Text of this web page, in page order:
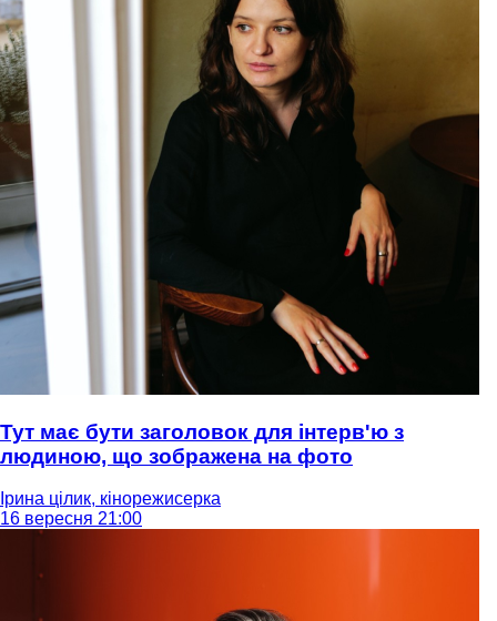
Тут має бути заголовок для інтерв'ю з
людиною, що зображена на фото
Ірина цілик, кінорежисерка
16 вересня 21:00